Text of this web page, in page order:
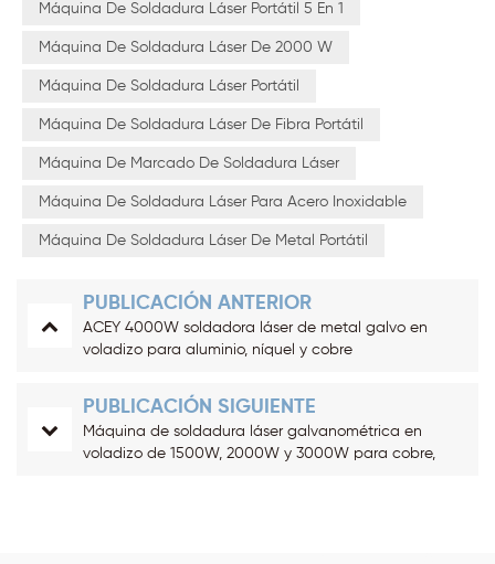
Máquina De Soldadura Láser Portátil 5 En 1
Máquina De Soldadura Láser De 2000 W
Máquina De Soldadura Láser Portátil
Máquina De Soldadura Láser De Fibra Portátil
Máquina De Marcado De Soldadura Láser
Máquina De Soldadura Láser Para Acero Inoxidable
Máquina De Soldadura Láser De Metal Portátil
PUBLICACIÓN ANTERIOR
ACEY 4000W soldadora láser de metal galvo en
voladizo para aluminio, níquel y cobre
PUBLICACIÓN SIGUIENTE
Máquina de soldadura láser galvanométrica en
voladizo de 1500W, 2000W y 3000W para cobre,